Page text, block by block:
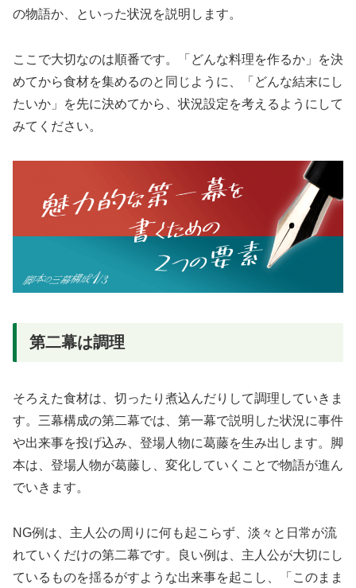
の物語か、といった状況を説明します。
ここで大切なのは順番です。「どんな料理を作るか」を決
めてから食材を集めるのと同じように、「どんな結末にし
たいか」を先に決めてから、状況設定を考えるようにして
みてください。
第二幕は調理
そろえた食材は、切ったり煮込んだりして調理していきま
す。三幕構成の第二幕では、第一幕で説明した状況に事件
や出来事を投げ込み、登場人物に葛藤を生み出します。脚
本は、登場人物が葛藤し、変化していくことで物語が進ん
でいきます。
NG例は、主人公の周りに何も起こらず、淡々と日常が流
れていくだけの第二幕です。良い例は、主人公が大切にし
ているものを揺るがすような出来事を起こし、「このまま